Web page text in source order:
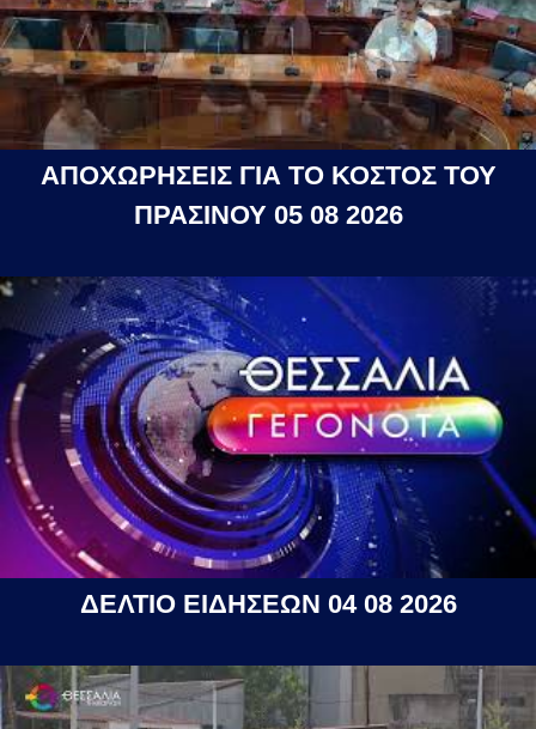
ΑΠΟΧΩΡΗΣΕΙΣ ΓΙΑ ΤΟ ΚΟΣΤΟΣ ΤΟΥ
ΠΡΑΣΙΝΟΥ 05 08 2026
ΔΕΛΤΙΟ ΕΙΔΗΣΕΩΝ 04 08 2026